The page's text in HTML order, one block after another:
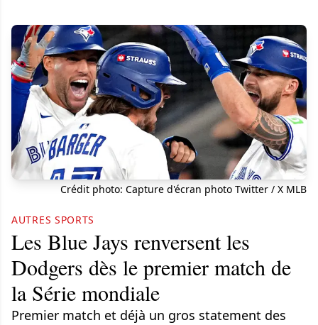
Crédit photo: Capture d'écran photo Twitter / X MLB
AUTRES SPORTS
Les Blue Jays renversent les
Dodgers dès le premier match de
la Série mondiale
Premier match et déjà un gros statement des